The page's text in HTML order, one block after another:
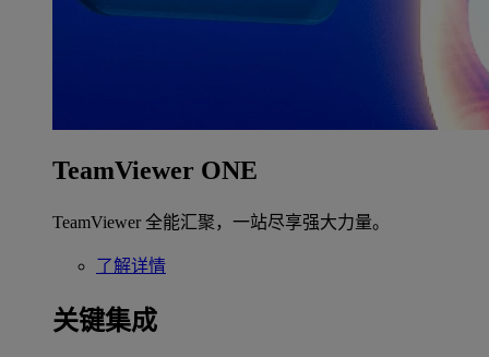
TeamViewer ONE
TeamViewer 全能汇聚，一站尽享强大力量。
了解详情
关键集成